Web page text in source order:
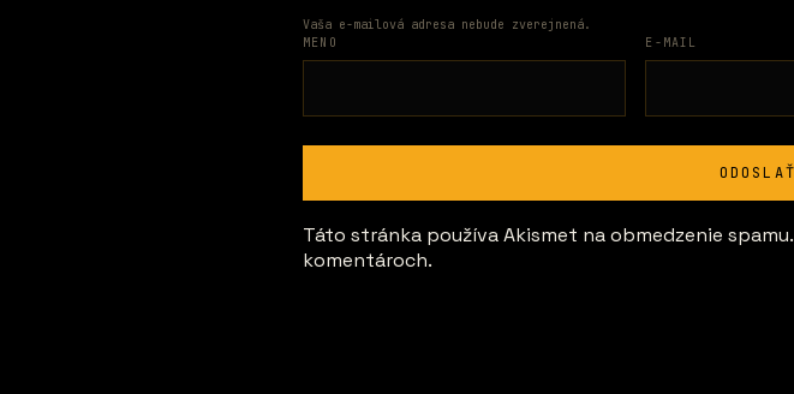
Vaša e-mailová adresa nebude zverejnená.
MENO
E-MAIL
Táto stránka používa Akismet na obmedzenie spamu.
komentároch.